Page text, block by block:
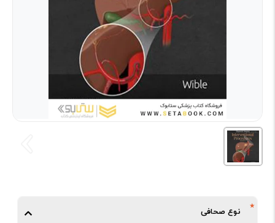
نوع صحافی